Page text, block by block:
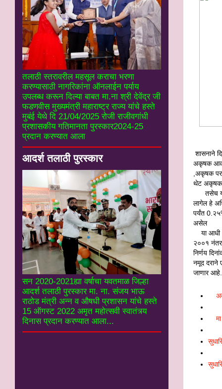
शासनाने
अकृषक
,अकृषक
थेट अकृषक
तसेच
लागेल हे
पर्यंत
असेल
या आधी
२००१
निर्णय
नमूद दराने
जाणार आहे.
तलाठी स्तरावरील महसूल कराचा भरणा
करण्यासाठी नागरिकांना ऑनलाईन पर्याय
उपलब्ध करून दिल्या बाबत मा.ना श्री देवेंद्र जी
फडणवीस मुख्यमंत्री महाराष्ट्र राज्य यांचे हस्ते
मुबंई येथे दि 21/04/2025 रोजी राजीवगांधी
प्रशासकीय गतिमानता पुरस्कार2024-25
प्रदान करण्यात आला
आदर्श तलाठी पुरस्कार
सन 2020-2021ह्या वर्षाचा यवतमाळ जिल्हा
आदर्श तलाठी पुरस्कार मा. ना. संजय भाऊ
राठोड मंत्री अन्न व औषधी प्रशासन यांचे हस्ते
15 ऑगस्ट 2022 अमृत महोत्सवी स्वातंत्र्य
दिनास प्रदान करण्यात आला...